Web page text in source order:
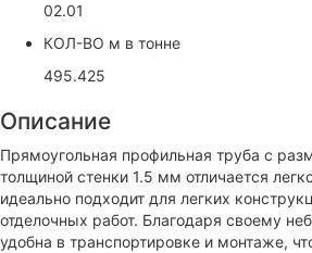
02.01
КОЛ-ВО м в тонне
495.425
Описание
Прямоугольная профильная труба с
толщиной стенки 1.5 мм отличается
идеально подходит для легких
отделочных работ. Благодаря своему
удобна в транспортировке и монтаже,